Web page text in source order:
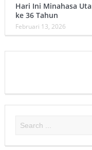
Hari Ini Minahasa
ke 36 Tahun ‎
Februari 13, 2026